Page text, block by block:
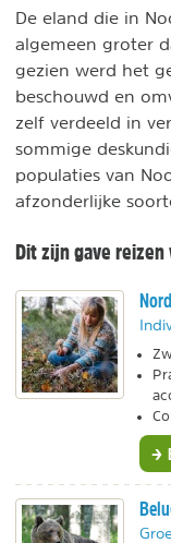
De eland die in
algemeen groter
gezien werd het
beschouwd en
zelf verdeeld in
sommige
populaties van
afzonderlijke
Dit zijn gave